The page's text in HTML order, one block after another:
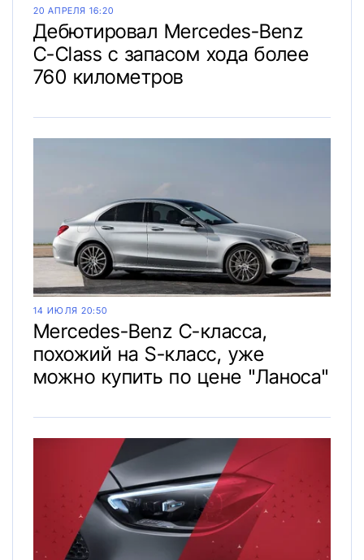
20 АПРЕЛЯ 16:20
Дебютировал Mercedes-Benz
C-Class с запасом хода более
760 километров
14 ИЮЛЯ 20:50
Mercedes-Benz C-класса,
похожий на S-класс, уже
можно купить по цене "Ланоса"